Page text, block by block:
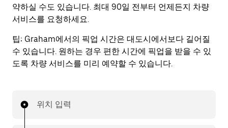
약하실 수도 있습니다. 최대 90일 전부터 언제든지 차량
서비스를 요청하세요.
팁: Graham에서의 픽업 시간은 대도시에서보다 길어질
수 있습니다. 원하는 경우 편한 시간에 픽업을 받을 수 있
도록 차량 서비스를 미리 예약할 수 있습니다.
위치 입력